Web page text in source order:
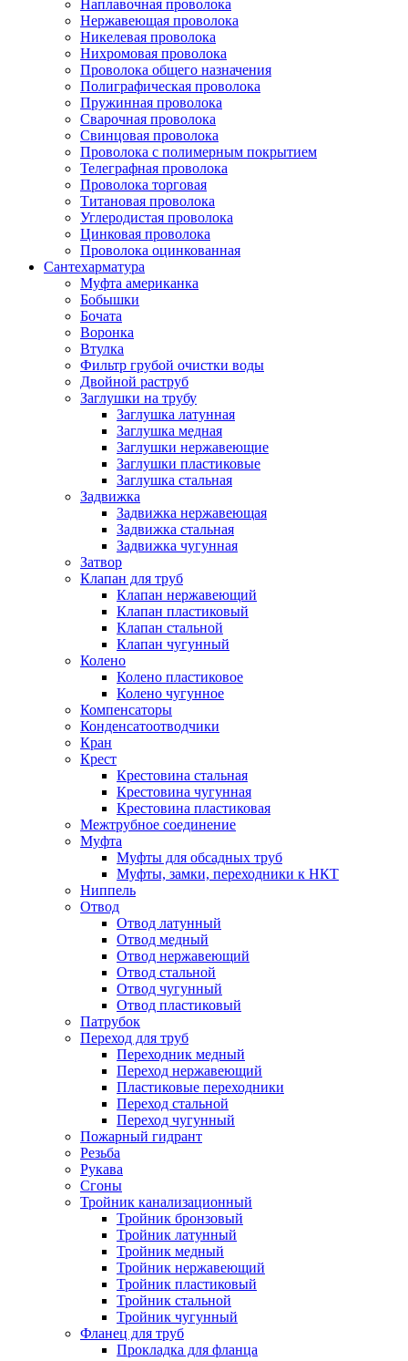
Наплавочная проволока
Нержавеющая проволока
Никелевая проволока
Нихромовая проволока
Проволока общего назначения
Полиграфическая проволока
Пружинная проволока
Сварочная проволока
Свинцовая проволока
Проволока с полимерным покрытием
Телеграфная проволока
Проволока торговая
Титановая проволока
Углеродистая проволока
Цинковая проволока
Проволока оцинкованная
Сантехарматура
Муфта американка
Бобышки
Бочата
Воронка
Втулка
Фильтр грубой очистки воды
Двойной раструб
Заглушки на трубу
Заглушка латунная
Заглушка медная
Заглушки нержавеющие
Заглушки пластиковые
Заглушка стальная
Задвижка
Задвижка нержавеющая
Задвижка стальная
Задвижка чугунная
Затвор
Клапан для труб
Клапан нержавеющий
Клапан пластиковый
Клапан стальной
Клапан чугунный
Колено
Колено пластиковое
Колено чугунное
Компенсаторы
Конденсатоотводчики
Кран
Крест
Крестовина стальная
Крестовина чугунная
Крестовина пластиковая
Межтрубное соединение
Муфта
Муфты для обсадных труб
Муфты, замки, переходники к НКТ
Ниппель
Отвод
Отвод латунный
Отвод медный
Отвод нержавеющий
Отвод стальной
Отвод чугунный
Отвод пластиковый
Патрубок
Переход для труб
Переходник медный
Переход нержавеющий
Пластиковые переходники
Переход стальной
Переход чугунный
Пожарный гидрант
Резьба
Рукава
Сгоны
Тройник канализационный
Тройник бронзовый
Тройник латунный
Тройник медный
Тройник нержавеющий
Тройник пластиковый
Тройник стальной
Тройник чугунный
Фланец для труб
Прокладка для фланца